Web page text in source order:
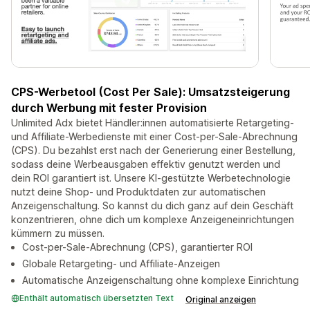
CPS-Werbetool (Cost Per Sale): Umsatzsteigerung
durch Werbung mit fester Provision
Unlimited Adx bietet Händler:innen automatisierte Retargeting-
und Affiliate-Werbedienste mit einer Cost-per-Sale-Abrechnung
(CPS). Du bezahlst erst nach der Generierung einer Bestellung,
sodass deine Werbeausgaben effektiv genutzt werden und
dein ROI garantiert ist. Unsere KI-gestützte Werbetechnologie
nutzt deine Shop- und Produktdaten zur automatischen
Anzeigenschaltung. So kannst du dich ganz auf dein Geschäft
konzentrieren, ohne dich um komplexe Anzeigeneinrichtungen
kümmern zu müssen.
Cost-per-Sale-Abrechnung (CPS), garantierter ROI
Globale Retargeting- und Affiliate-Anzeigen
Automatische Anzeigenschaltung ohne komplexe Einrichtung
Enthält automatisch übersetzten Text Original anzeigen